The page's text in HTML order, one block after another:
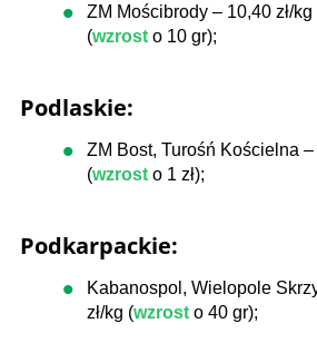
ZM Mościbrody – 10,40 zł/
(wzrost o 10 gr);
Podlaskie:
ZM Bost, Turośń Kościelna –
(wzrost o 1 zł);
Podkarpackie:
Kabanospol, Wielopole
zł/kg (wzrost o 40 gr);